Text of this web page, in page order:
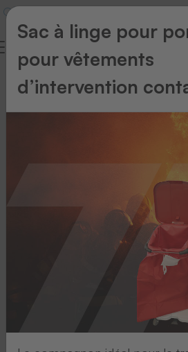
Presses à thermocoller
thermocoller
Sac à linge pour
pour vêtements
d’intervention